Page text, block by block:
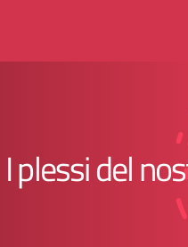
I plessi del